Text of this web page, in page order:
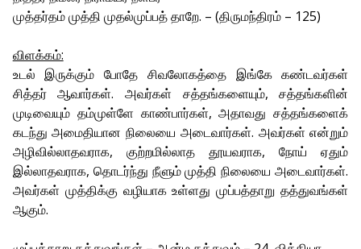
முத்தர்தம் முத்தி முதல்முப்பத் தாறே. – (திருமந்திரம் – 125)
விளக்கம்:
உடல் இருக்கும் போதே சிவலோகத்தை இங்கே கண்டவர்கள்
சித்தர் ஆவார்கள். அவர்கள் சத்தங்களையும், சத்தங்களின்
முடிவையும் தம்முள்ளே காண்பார்கள், அதாவது சத்தங்களைக்
கடந்து அமைதியான நிலையை அடைவார்கள். அவர்கள் என்றும்
அழிவில்லாதவராக, குற்றமில்லாத தூயவராக, நோய் ஏதும்
இல்லாதவராக, தொடர்ந்து நீளும் முத்தி நிலையை அடைவார்கள்.
அவர்கள் முத்திக்கு வழியாக உள்ளது முப்பத்தாறு தத்துவங்கள்
ஆகும்.